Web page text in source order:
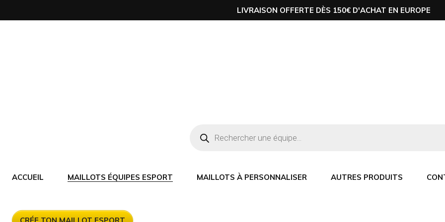
LIVRAISON OFFERTE DÈS 150€ D'ACHAT EN EUROPE
ACCUEIL MAILLOTS ÉQUIPES ESPORT MAILLOTS À PERSONNALISER AUTRES PRODUITS
CRÉE TON MAILLOT ESPORT